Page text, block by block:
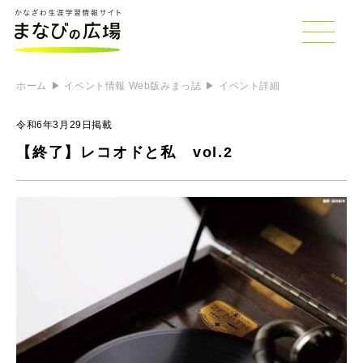
ホーム イベント情報 Web版みまっ誌 イベント詳細
令和6年3月29日掲載
【終了】レコオドと私 vol.2